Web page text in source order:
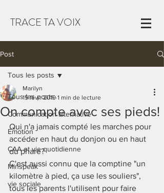
TRACE TA VOIX
Post
Tous les posts
Communication alternative
Emotion
CAA et vie quotidienne
Minspeak
vie sociale
Tous les posts
On compte avec ses pieds!
Marilyn
15 févr. 2019 1 min de lecture
Qui n'a jamais compté les marches pour
accéder en haut du donjon ou en haut
du phare?
C'est aussi connu que la comptine "un
kilomètre à pied, ça use les souliers",
tous les parents l'utilisent pour faire